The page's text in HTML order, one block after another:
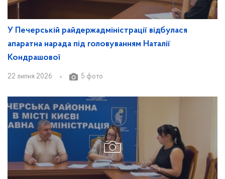
У Печерській райдержадміністрації відбулася
апаратна нарада під головуванням Наталії
Кондрашової
22 липня 2026 5 фото